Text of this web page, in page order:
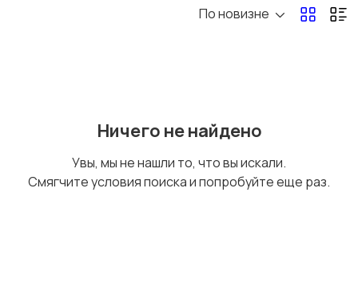
Ручные инструменты
водоснабжение
По новизне
Ничего не найдено
Увы, мы не нашли то, что вы искали.
Смягчите условия поиска и попробуйте еще раз.